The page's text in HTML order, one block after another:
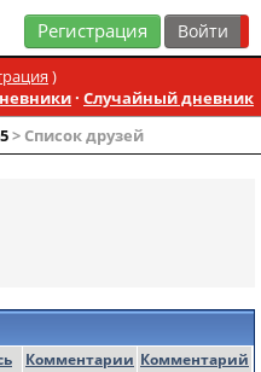
Регистрация
)
· Случайный дневник
> Список друзей
Комментарии Комментарий